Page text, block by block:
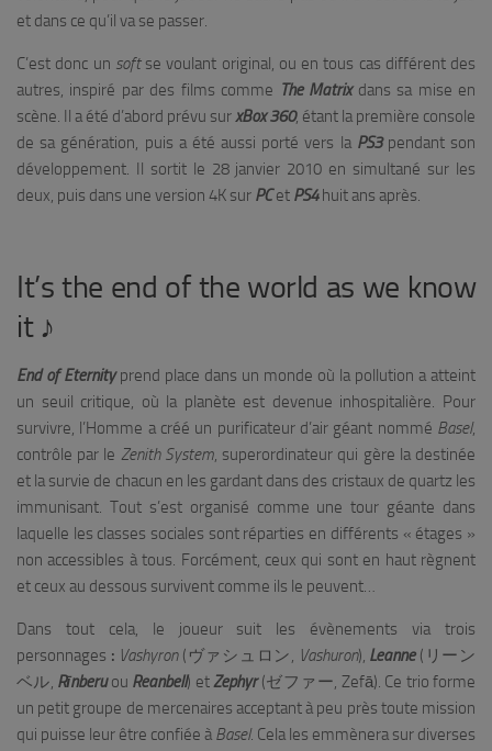
et dans ce qu’il va se passer.
C’est donc un softse voulant original, ou en tous cas différent des
autres, inspiré par des films comme The Matrixdans sa mise en
scène. Il a été d’abord prévu surxBox 360, étant la première console
de sa génération, puis a été aussi porté vers laPS3pendant son
développement. Il sortit le 28 janvier 2010 en simultané sur les
deux, puis dans une version 4K sur PCet PS4 huit ans après.
It’s the end of the world as we know
it ♪
End of Eternityprend place dans un monde où la pollution a atteint
un seuil critique, où la planète est devenue inhospitalière. Pour
survivre, l’Homme a créé un purificateur d’air géant nommé Basel,
contrôle par le Zenith System, superordinateur qui gère la destinée
et la survie de chacun en les gardant dans des cristaux de quartz les
immunisant. Tout s’est organisé comme une tour géante dans
laquelle les classes sociales sont réparties en différents « étages »
non accessibles à tous. Forcément, ceux qui sont en haut règnent
et ceux au dessous survivent comme ils le peuvent…
Dans tout cela, le joueur suit les évènements via trois
personnages : Vashyron(ヴァシュロン, Vashuron), Leanne(リーン
ベル, Rīnberuou Reanbell) etZephyr(ゼファー, Zefā). Ce trio forme
un petit groupe de mercenaires acceptant à peu près toute mission
qui puisse leur être confiée à Basel. Cela les emmènera sur diverses